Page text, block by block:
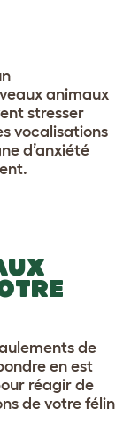
animaux
stresser
vocalisations
d’anxiété
de
en est
réagir de
de votre félin